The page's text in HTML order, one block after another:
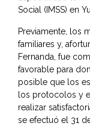
Social (IMSS) en
Previamente, los
familiares y,
Fernanda, fue
favorable para
posible que los
los protocolos y
realizar
se efectuó el 31